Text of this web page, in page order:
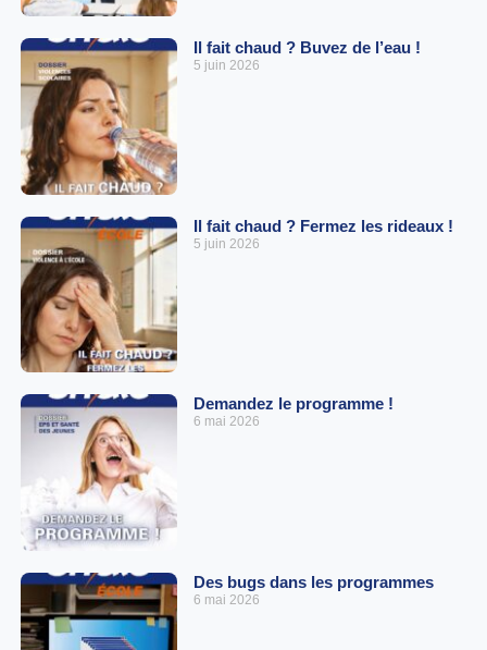
Il fait chaud ? Buvez de l’eau !
5 juin 2026
Il fait chaud ? Fermez les rideaux !
5 juin 2026
Demandez le programme !
6 mai 2026
Des bugs dans les programmes
6 mai 2026